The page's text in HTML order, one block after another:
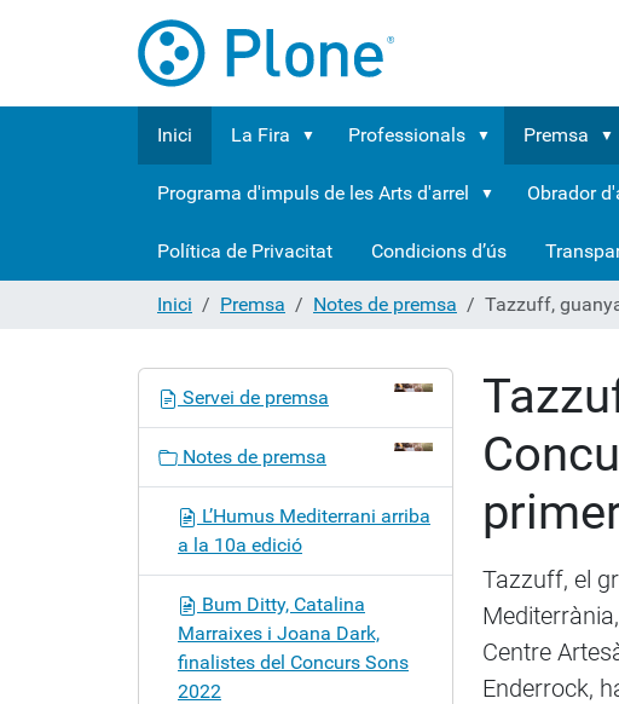
Inici La Fira Professionals Premsa
Programa d'impuls de les Arts d'arrel Obrador
Política de Privacitat Condicions d’ús
Inici Premsa Notes de premsa Tazzuff,
Tazzuff, el
Centre
Enderrock,
Servei de premsa
Notes de premsa
L’Humus Mediterrani arriba
a la 10a edició
Bum Ditty, Catalina
Marraixes i Joana Dark,
finalistes del Concurs Sons
2022